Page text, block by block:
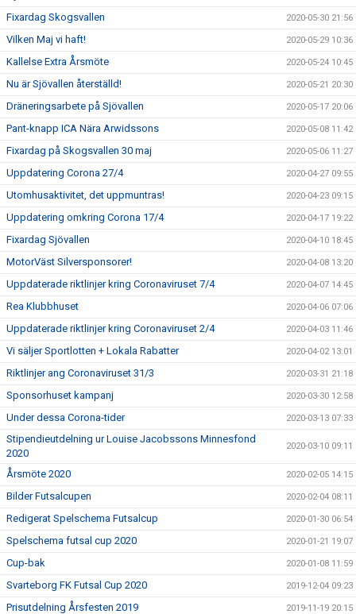
Fixardag Skogsvallen 2020-05-30 21:56
Vilken Maj vi haft! 2020-05-29 10:36
Kallelse Extra Årsmöte 2020-05-24 10:45
Nu är Sjövallen återställd! 2020-05-21 20:30
Dräneringsarbete på Sjövallen 2020-05-17 20:06
Pant-knapp ICA Nära Arwidssons 2020-05-08 11:42
Fixardag på Skogsvallen 30 maj 2020-05-06 11:27
Uppdatering Corona 27/4 2020-04-27 09:55
Utomhusaktivitet, det uppmuntras! 2020-04-23 09:15
Uppdatering omkring Corona 17/4 2020-04-17 19:22
Fixardag Sjövallen 2020-04-10 18:45
MotorVäst Silversponsorer! 2020-04-08 13:20
Uppdaterade riktlinjer kring Coronaviruset 7/4 2020-04-07 14:45
Rea Klubbhuset 2020-04-06 07:06
Uppdaterade riktlinjer kring Coronaviruset 2/4 2020-04-03 11:46
Vi säljer Sportlotten + Lokala Rabatter 2020-04-02 13:01
Riktlinjer ang Coronaviruset 31/3 2020-03-31 21:18
Sponsorhuset kampanj 2020-03-30 12:58
Under dessa Corona-tider 2020-03-13 07:33
Stipendieutdelning ur Louise Jacobssons Minnesfond
2020
2020-03-10 09:11
Årsmöte 2020 2020-02-05 14:15
Bilder Futsalcupen 2020-02-04 08:11
Redigerat Spelschema Futsalcup 2020-01-30 06:54
Spelschema futsal cup 2020 2020-01-21 19:07
Cup-bak 2020-01-08 11:59
Svarteborg FK Futsal Cup 2020 2019-12-04 09:23
Prisutdelning Årsfesten 2019 2019-11-19 20:15